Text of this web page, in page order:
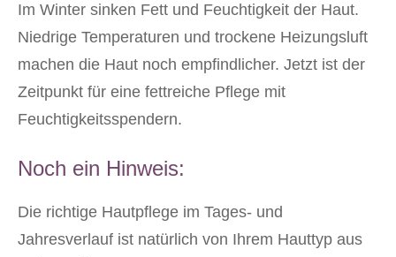
Im Winter sinken Fett und Feuchtigkeit der Haut.
Niedrige Temperaturen und trockene Heizungsluft
machen die Haut noch empfindlicher. Jetzt ist der
Zeitpunkt für eine fettreiche Pflege mit
Feuchtigkeitsspendern.
Noch ein Hinweis:
Die richtige Hautpflege im Tages- und
Jahresverlauf ist natürlich von Ihrem Hauttyp aus